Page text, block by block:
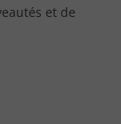
et de